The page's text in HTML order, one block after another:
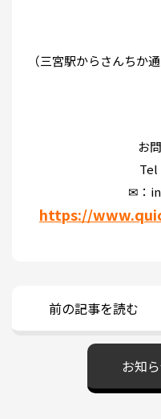
（三宮駅からさんちか
お
Tel：
✉：
https://
前の記事を読む
お知